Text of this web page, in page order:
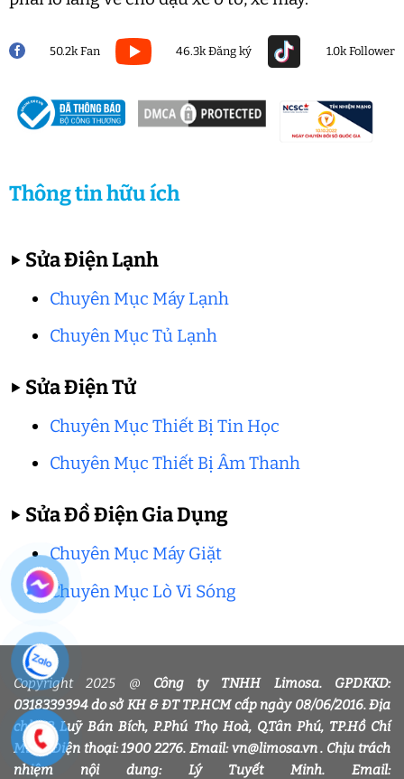
50.2k Fan 46.3k Đăng ký 1.0k Follower
Thông tin hữu ích
▶ Sửa Điện Lạnh
Chuyên Mục Máy Lạnh
Chuyên Mục Tủ Lạnh
▶ Sửa Điện Tử
Chuyên Mục Thiết Bị Tin Học
Chuyên Mục Thiết Bị Âm Thanh
▶ Sửa Đồ Điện Gia Dụng
Chuyên Mục Máy Giặt
Chuyên Mục Lò Vi Sóng
Copyright 2025 @ Công ty TNHH Limosa. GPDKKD:
0318339394 do sở KH & ĐT TP.HCM cấp ngày 08/06/2016. Địa
chỉ: 32 Luỹ Bán Bích, P.Phú Thọ Hoà, Q.Tân Phú, TP.Hồ Chí
Minh. Điện thoại: 1900 2276. Email: vn@limosa.vn . Chịu trách
nhiệm nội dung: Lý Tuyết Minh. Email: